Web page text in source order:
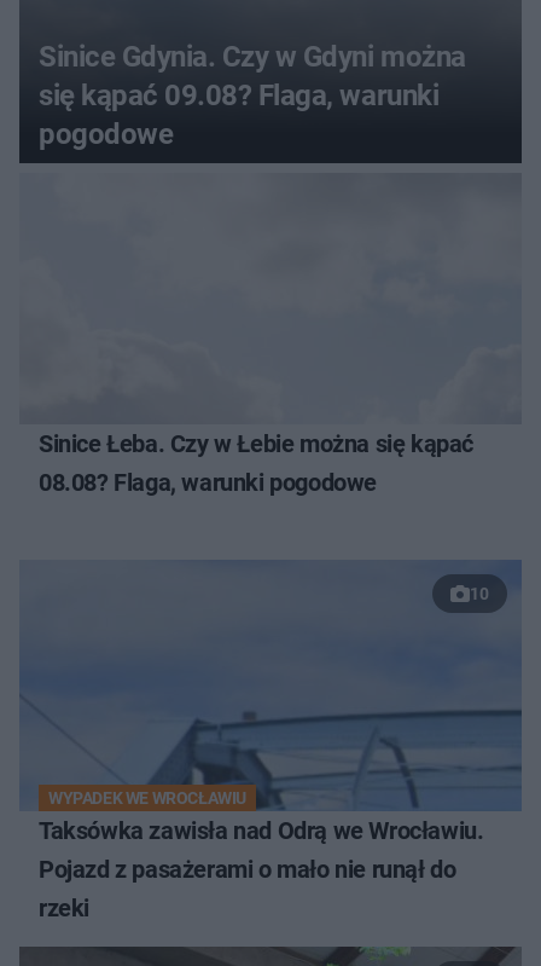
Sinice Gdynia. Czy w Gdyni można
się kąpać 09.08? Flaga, warunki
pogodowe
Sinice Łeba. Czy w Łebie można się kąpać
08.08? Flaga, warunki pogodowe
10
WYPADEK WE WROCŁAWIU
Taksówka zawisła nad Odrą we Wrocławiu.
Pojazd z pasażerami o mało nie runął do
rzeki